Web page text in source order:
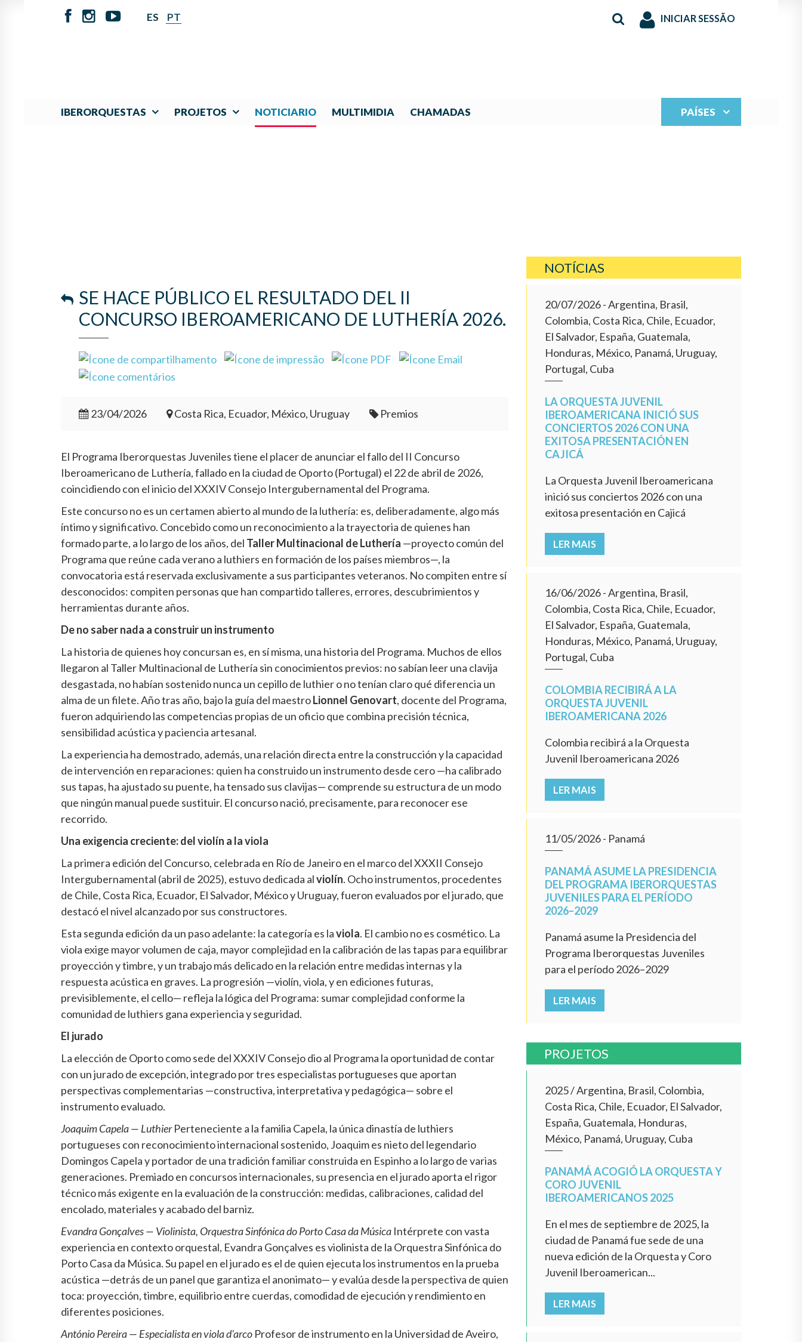
ES PT INICIAR SESSÃO
IBERORQUESTAS PROJETOS NOTICIARIO MULTIMIDIA CHAMADAS PAÍSES
SE HACE PÚBLICO EL RESULTADO DEL II
CONCURSO IBEROAMERICANO DE LUTHERÍA 2026.
23/04/2026 Costa Rica, Ecuador, México, Uruguay Premios
El Programa Iberorquestas Juveniles tiene el placer de anunciar el fallo del II Concurso
Iberoamericano de Luthería, fallado en la ciudad de Oporto (Portugal) el 22 de abril de 2026,
coincidiendo con el inicio del XXXIV Consejo Intergubernamental del Programa.
Este concurso no es un certamen abierto al mundo de la luthería: es, deliberadamente, algo más
íntimo y significativo. Concebido como un reconocimiento a la trayectoria de quienes han
formado parte, a lo largo de los años, del Taller Multinacional de Luthería —proyecto común del
Programa que reúne cada verano a luthiers en formación de los países miembros—, la
convocatoria está reservada exclusivamente a sus participantes veteranos. No compiten entre sí
desconocidos: compiten personas que han compartido talleres, errores, descubrimientos y
herramientas durante años.
De no saber nada a construir un instrumento
La historia de quienes hoy concursan es, en sí misma, una historia del Programa. Muchos de ellos
llegaron al Taller Multinacional de Luthería sin conocimientos previos: no sabían leer una clavija
desgastada, no habían sostenido nunca un cepillo de luthier o no tenían claro qué diferencia un
alma de un filete. Año tras año, bajo la guía del maestroLionnel Genovart, docente del Programa,
fueron adquiriendo las competencias propias de un oficio que combina precisión técnica,
sensibilidad acústica y paciencia artesanal.
La experiencia ha demostrado, además, una relación directa entre la construcción y la capacidad
de intervención en reparaciones: quien ha construido un instrumento desde cero —ha calibrado
sus tapas, ha ajustado su puente, ha tensado sus clavijas— comprende su estructura de un modo
que ningún manual puede sustituir. El concurso nació, precisamente, para reconocer ese
recorrido.
Una exigencia creciente: del violín a la viola
La primera edición del Concurso, celebrada en Río de Janeiro en el marco del XXXII Consejo
Intergubernamental (abril de 2025), estuvo dedicada alviolín. Ocho instrumentos, procedentes
de Chile, Costa Rica, Ecuador, El Salvador, México y Uruguay, fueron evaluados por el jurado, que
destacó el nivel alcanzado por sus constructores.
Esta segunda edición da un paso adelante: la categoría es laviola. El cambio no es cosmético. La
viola exige mayor volumen de caja, mayor complejidad en la calibración de las tapas para equilibrar
proyección y timbre, y un trabajo más delicado en la relación entre medidas internas y la
respuesta acústica en graves. La progresión —violín, viola, y en ediciones futuras,
previsiblemente, el cello— refleja la lógica del Programa: sumar complejidad conforme la
comunidad de luthiers gana experiencia y seguridad.
El jurado
La elección de Oporto como sede del XXXIV Consejo dio al Programa la oportunidad de contar
con un jurado de excepción, integrado por tres especialistas portugueses que aportan
perspectivas complementarias —constructiva, interpretativa y pedagógica— sobre el
instrumento evaluado.
Joaquim Capela — LuthierPerteneciente a la familia Capela, la única dinastía de luthiers
portugueses con reconocimiento internacional sostenido, Joaquim es nieto del legendario
Domingos Capela y portador de una tradición familiar construida en Espinho a lo largo de varias
generaciones. Premiado en concursos internacionales, su presencia en el jurado aporta el rigor
técnico más exigente en la evaluación de la construcción: medidas, calibraciones, calidad del
encolado, materiales y acabado del barniz.
Evandra Gonçalves — Violinista, Orquestra Sinfónica do Porto Casa da Música Intérprete con vasta
experiencia en contexto orquestal, Evandra Gonçalves es violinista de la Orquestra Sinfónica do
Porto Casa da Música. Su papel en el jurado es el de quien ejecuta los instrumentos en la prueba
acústica —detrás de un panel que garantiza el anonimato— y evalúa desde la perspectiva de quien
toca: proyección, timbre, equilibrio entre cuerdas, comodidad de ejecución y rendimiento en
diferentes posiciones.
António Pereira — Especialista en viola d'arco Profesor de instrumento en la Universidad de Aveiro,
NOTÍCIAS
20/07/2026- Argentina, Brasil,
Colombia, Costa Rica, Chile, Ecuador,
El Salvador, España, Guatemala,
Honduras, México, Panamá, Uruguay,
Portugal, Cuba
LA ORQUESTA JUVENIL
IBEROAMERICANA INICIÓ SUS
CONCIERTOS 2026 CON UNA
EXITOSA PRESENTACIÓN EN
CAJICÁ
La Orquesta Juvenil Iberoamericana
inició sus conciertos 2026 con una
exitosa presentación en Cajicá
LER MAIS
16/06/2026- Argentina, Brasil,
Colombia, Costa Rica, Chile, Ecuador,
El Salvador, España, Guatemala,
Honduras, México, Panamá, Uruguay,
Portugal, Cuba
COLOMBIA RECIBIRÁ A LA
ORQUESTA JUVENIL
IBEROAMERICANA 2026
Colombia recibirá a la Orquesta
Juvenil Iberoamericana 2026
LER MAIS
11/05/2026- Panamá
PANAMÁ ASUME LA PRESIDENCIA
DEL PROGRAMA IBERORQUESTAS
JUVENILES PARA EL PERÍODO
2026–2029
Panamá asume la Presidencia del
Programa Iberorquestas Juveniles
para el período 2026–2029
LER MAIS
PROJETOS
2025/Argentina, Brasil, Colombia,
Costa Rica, Chile, Ecuador, El Salvador,
España, Guatemala, Honduras,
México, Panamá, Uruguay, Cuba
PANAMÁ ACOGIÓ LA ORQUESTA Y
CORO JUVENIL
IBEROAMERICANOS 2025
En el mes de septiembre de 2025, la
ciudad de Panamá fue sede de una
nueva edición de la Orquesta y Coro
Juvenil Iberoamerican...
LER MAIS